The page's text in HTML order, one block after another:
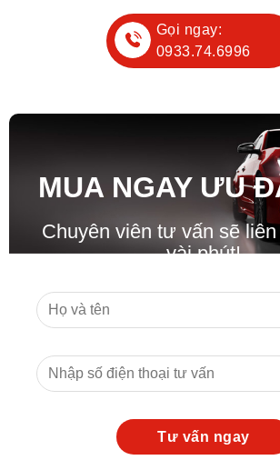
Gọi ngay:
0933.74.6996
MUA NGAY ƯU
Chuyên viên tư vấn sẽ
vài phút!